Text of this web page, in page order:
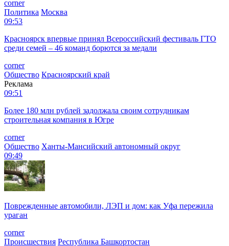
corner
Политика Москва
09:53
Красноярск впервые принял Всероссийский фестиваль ГТО
среди семей – 46 команд борются за медали
corner
Общество Красноярский край
Реклама
09:51
Более 180 млн рублей задолжала своим сотрудникам
строительная компания в Югре
corner
Общество Ханты-Мансийский автономный округ
09:49
Поврежденные автомобили, ЛЭП и дом: как Уфа пережила
ураган
corner
Происшествия Республика Башкортостан